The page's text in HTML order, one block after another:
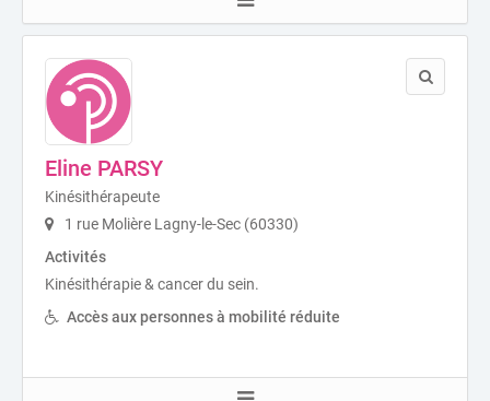
Eline PARSY
Kinésithérapeute
1 rue Molière Lagny-le-Sec (60330)
Activités
Kinésithérapie & cancer du sein.
Accès aux personnes à mobilité réduite